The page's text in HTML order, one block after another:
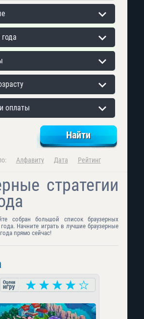
оплаты
Алфавиту Дата Рейтинг
стратегии
собран большой список браузерных
года. Начните играть в лучшие браузерные
прямо сейчас!